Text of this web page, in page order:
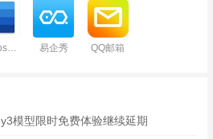
Microsoft Word 易企秀 QQ邮箱
模型限时免费体验继续延期